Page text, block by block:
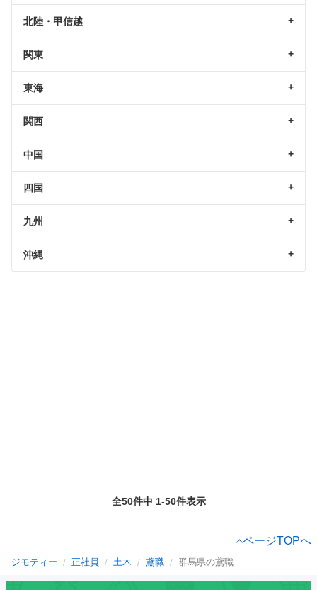
北陸・甲信越
関東
東海
関西
中国
四国
九州
沖縄
全50件中 1-50件表示
ページTOPへ
ジモティー 正社員 土木 鳶職 群馬県の鳶職